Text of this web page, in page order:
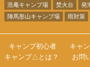
浩庵キャンプ場
焚火台 発
陣馬形山キャンプ場
雨対策
キャンプ初心者 キャ
キャンプ△とは？
お問